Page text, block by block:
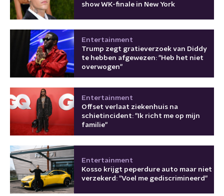
show WK-finale in New York
Entertainment
Trump zegt gratieverzoek van Diddy
te hebben afgewezen: "Heb het niet
overwogen"
Entertainment
Offset verlaat ziekenhuis na
schietincident: "Ik richt me op mijn
familie"
Entertainment
Kosso krijgt peperdure auto maar niet
verzekerd: "Voel me gediscrimineerd"